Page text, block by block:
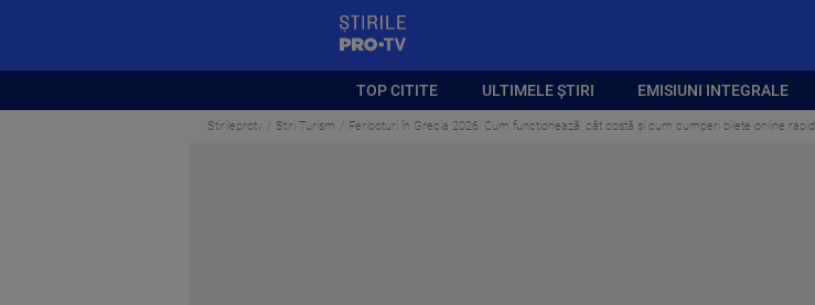
TOP CITITE ULTIMELE ȘTIRI EMISIUNI INTEGRALE
Stirileprotv Stiri Turism Feriboturi în Grecia 2026. Cum funcționează, cât costă și cum cumperi bilete online rapid